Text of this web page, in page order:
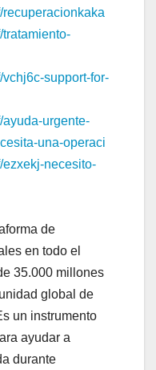
recuperacionkaka
tratamiento-
vchj6c-support-for-
ayuda-urgente-
una-operaci
ezxekj-necesito-
de
en todo el
35.000 millones
global de
un instrumento
ayudar a
durante